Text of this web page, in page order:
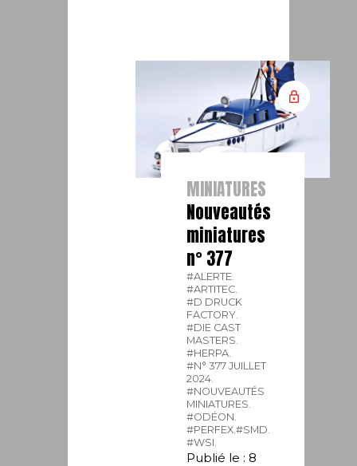
MINIATURES
Nouveautés
miniatures
n° 377
#ALERTE.
#ARTITEC.
#D DRUCK
FACTORY.
#DIE CAST
MASTERS.
#HERPA.
#N° 377 JUILLET
2024.
#NOUVEAUTÉS
MINIATURES.
#ODÉON.
#PERFEX.#SMD.
#WSI.
Publié le : 8